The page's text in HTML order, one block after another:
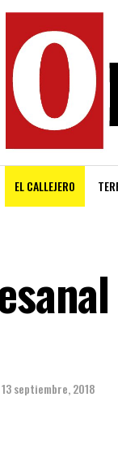
EL CALLEJERO
13 septiembre, 2018